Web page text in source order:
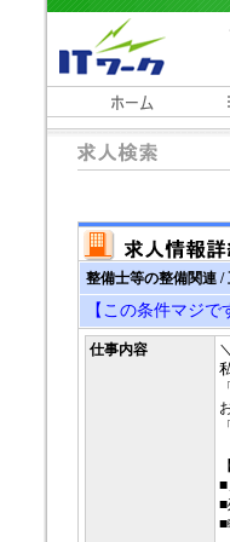
整備士等の整備関連 /
【この条件マジ
仕事内容
■
■
■